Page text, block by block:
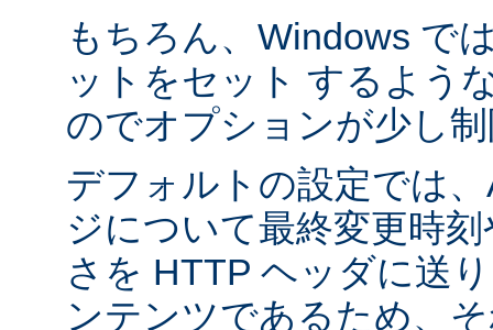
もちろん、Windows で
ットをセット するよう
のでオプションが少し
デフォルトの設定では
ジについて最終変更時
さを HTTP ヘッダに送
ンテンツであるため、